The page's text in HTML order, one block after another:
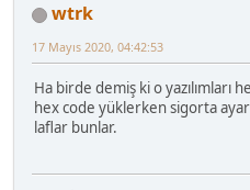
wtrk
17 Mayıs 2020, 04:42:53
Ha birde demiş ki o yazılımları
hex code yüklerken sigorta
laflar bunlar.